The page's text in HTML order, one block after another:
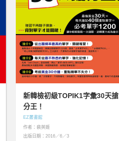
新韓檢初級TOPIK1字彙30天搶
分王！
EZ叢書館
作者：裴英姬
出版日期：2016／6／3